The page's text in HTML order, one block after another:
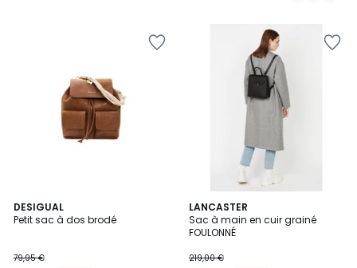
DESIGUAL
Petit sac à dos brodé
79,95 €
LANCASTER
Sac à main en cuir grainé
FOULONNÉ
219,00 €
4,7
/ 5